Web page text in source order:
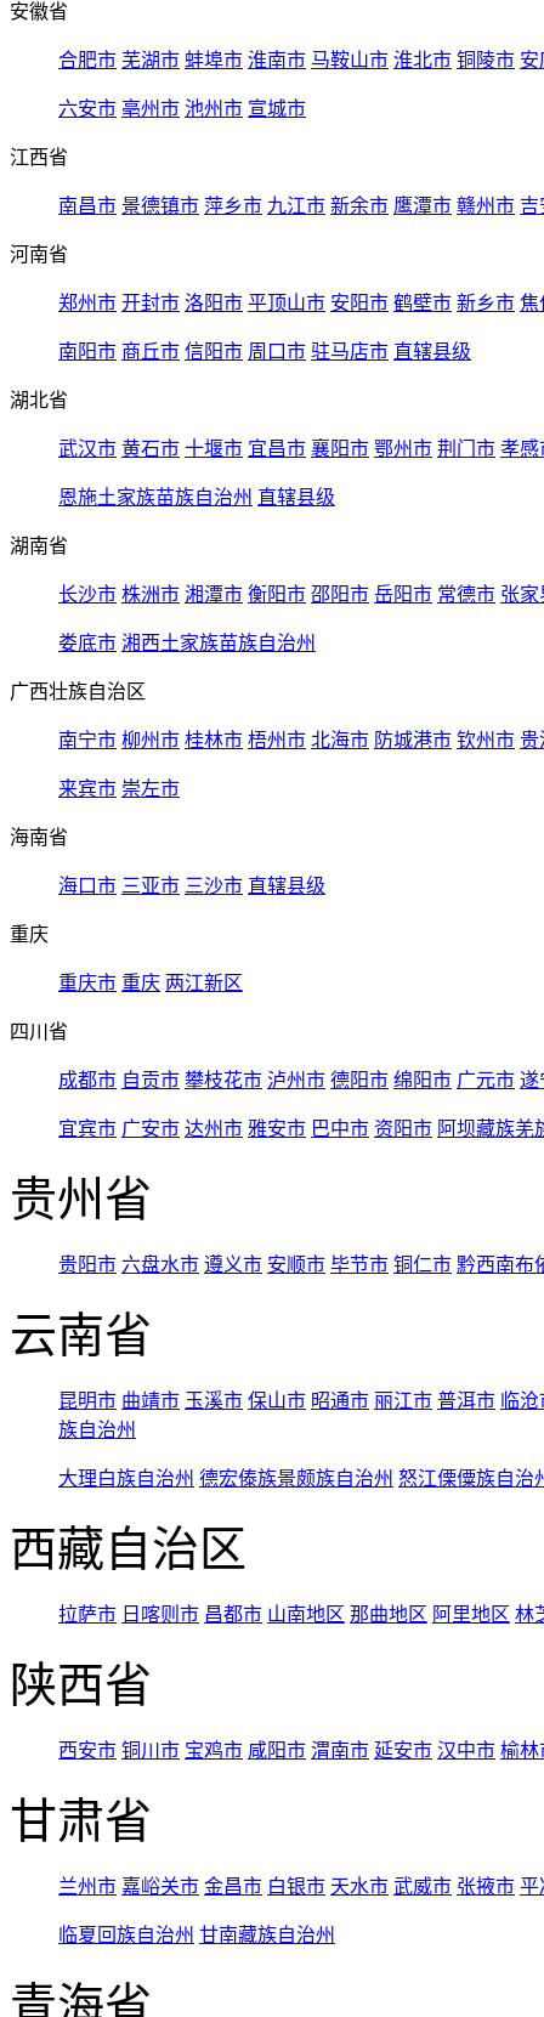
安徽省
合肥市 芜湖市 蚌埠市 淮南市 马鞍山市 淮北市 铜陵市 安
六安市 亳州市 池州市 宣城市
江西省
南昌市 景德镇市 萍乡市 九江市 新余市 鹰潭市 赣州市 吉
河南省
郑州市 开封市 洛阳市 平顶山市 安阳市 鹤壁市 新乡市 焦
南阳市 商丘市 信阳市 周口市 驻马店市 直辖县级
湖北省
武汉市 黄石市 十堰市 宜昌市 襄阳市 鄂州市 荆门市 孝感
恩施土家族苗族自治州 直辖县级
湖南省
长沙市 株洲市 湘潭市 衡阳市 邵阳市 岳阳市 常德市 张家
娄底市 湘西土家族苗族自治州
广西壮族自治区
南宁市 柳州市 桂林市 梧州市 北海市 防城港市 钦州市 贵
来宾市 崇左市
海南省
海口市 三亚市 三沙市 直辖县级
重庆
重庆市 重庆 两江新区
四川省
成都市 自贡市 攀枝花市 泸州市 德阳市 绵阳市 广元市 遂
宜宾市 广安市 达州市 雅安市 巴中市 资阳市 阿坝藏族羌
贵州省
贵阳市 六盘水市 遵义市 安顺市 毕节市 铜仁市 黔西南布
云南省
昆明市 曲靖市 玉溪市 保山市 昭通市 丽江市 普洱市 临
族自治州
大理白族自治州 德宏傣族景颇族自治州 怒江傈僳族自治
西藏自治区
拉萨市 日喀则市 昌都市 山南地区 那曲地区 阿里地区 林
陕西省
西安市 铜川市 宝鸡市 咸阳市 渭南市 延安市 汉中市 榆林
甘肃省
兰州市 嘉峪关市 金昌市 白银市 天水市 武威市 张掖市 平
临夏回族自治州 甘南藏族自治州
青海省